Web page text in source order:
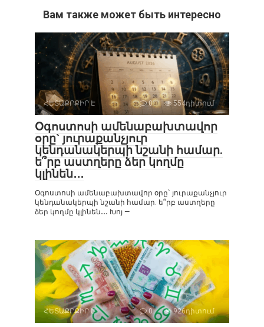
Вам также может быть интересно
ՀԵՏԱՔՐՔԻՐ Է 0 554դիտում
Օգոստոսի ամենաբախտավոր
օրը` յուրաքանչյուր
կենդանակերպի նշանի համար.
ե՞րբ աստղերը ձեր կողմը
կլինեն․․․
Օգոստոսի ամենաբախտավոր օրը` յուրաքանչյուր
կենդանակերպի նշանի համար. ե՞րբ աստղերը
ձեր կողմը կլինեն․․․ Խոյ —
ՀԵՏԱՔՐՔԻՐ Է 0 926դիտում